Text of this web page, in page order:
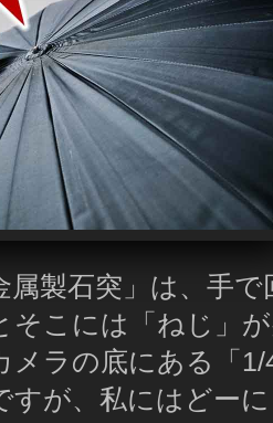
属製石突」は、手
そこには「ねじ」
メラの底にある「
すが、私にはどー